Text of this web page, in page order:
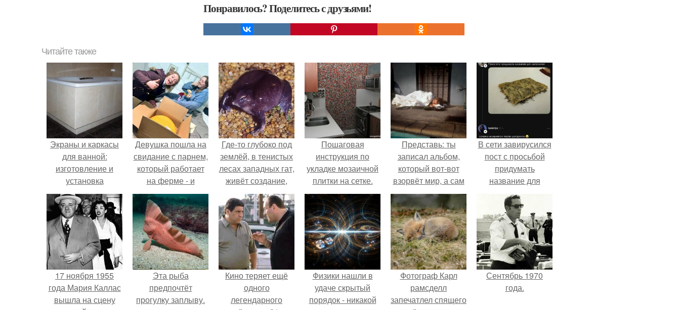
Понравилось? Поделитесь с друзьями!
Читайте также
Экраны и каркасы
для ванной:
изготовление и
установка
самостоятельно.
Девушка пошла на
свидание с парнем,
который работает
на ферме - и
вернулась домой с
подарком, который
точно не влезет в
дамскую сумочку.
Где-то глубоко под
землёй, в тенистых
лесах западных гат,
живёт создание,
которое почти никто
не видит.
Пошаговая
инструкция по
укладке мозаичной
плитки на сетке.
Представь: ты
записал альбом,
который вот-вот
взорвёт мир, а сам
в этот момент
ночуешь в машине.
В сети завирусился
пост с просьбой
придумать
название для
домашней
запеканки.
17 ноября 1955
года Мария Каллас
вышла на сцену
Эта рыба
предпочтёт
прогулку заплыву.
Кино теряет ещё
одного
легендарного
Физики нашли в
удаче скрытый
порядок - никакой
Фотограф Карл
рамсделл
запечатлел спящего
Сентябрь 1970
года.